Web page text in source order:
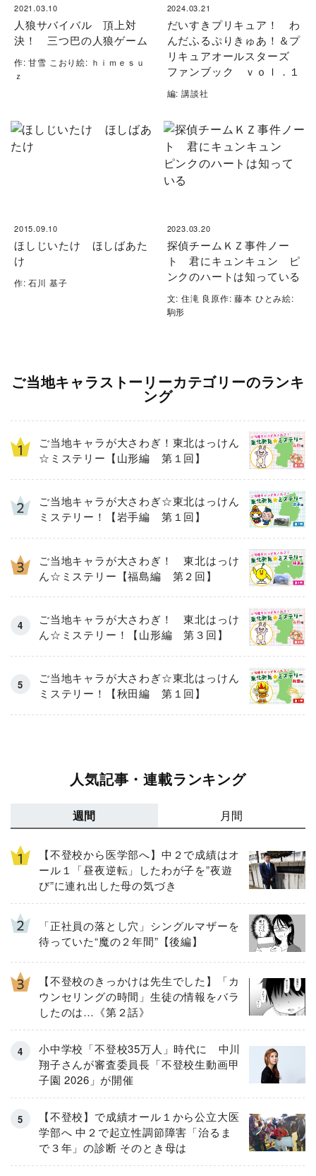
2021.03.10
人狼サバイバル 頂上対
決！ 三つ巴の人狼ゲーム
作: 甘雪 こおり絵: ｈｉｍｅｓｕ
ｚ
2024.03.21
だいすきプリキュア！ わ
んだふるぷりきゅあ！＆プ
リキュアオールスターズ
ファンブック ｖｏｌ．１
編: 講談社
2015.09.10
ほしじいたけ ほしばあた
け
作: 石川 基子
2023.03.20
探偵チームＫＺ事件ノー
ト 君にキュンキュン ピ
ンクのハートは知っている
文: 住滝 良原作: 藤本 ひとみ絵:
駒形
ご当地キャラストーリーカテゴリーのランキ
ング
ご当地キャラが大さわぎ！東北はっけん
☆ミステリー【山形編 第１回】
ご当地キャラが大さわぎ☆東北はっけん
ミステリー！【岩手編 第１回】
ご当地キャラが大さわぎ！ 東北はっけ
ん☆ミステリー【福島編 第２回】
ご当地キャラが大さわぎ！ 東北はっけ
ん☆ミステリー！【山形編 第３回】
ご当地キャラが大さわぎ☆東北はっけん
ミステリー！【秋田編 第１回】
人気記事・連載ランキング
週間 月間
【不登校から医学部へ】中２で成績はオ
ール１「昼夜逆転」したわが子を”夜遊
び”に連れ出した母の気づき
「正社員の落とし穴」シングルマザーを
待っていた“魔の２年間”【後編】
【不登校のきっかけは先生でした】「カ
ウンセリングの時間」生徒の情報をバラ
したのは…《第２話》
小中学校「不登校35万人」時代に 中川
翔子さんが審査委員長「不登校生動画甲
子園 2026」が開催
【不登校】で成績オール１から公立大医
学部へ 中２で起立性調節障害「治るま
で３年」の診断 そのとき母は